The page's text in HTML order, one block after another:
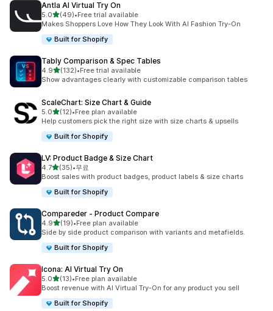
Antla AI Virtual Try On
5.0별 5개 중
(49)
총 리뷰 49개
•Free trial available
Makes Shoppers Love How They Look With AI Fashion Try-On
Built for Shopify
Tably Comparison & Spec Tables
4.9별 5개 중
(132)
총 리뷰 132개
•Free trial available
Show advantages clearly with customizable comparison tables
ScaleChart: Size Chart & Guide
5.0별 5개 중
(12)
총 리뷰 12개
•Free plan available
Help customers pick the right size with size charts & upsells
Built for Shopify
LV: Product Badge & Size Chart
4.7별 5개 중
(35)
총 리뷰 35개
•무료
Boost sales with product badges, product labels & size charts
Built for Shopify
Compareder ‑ Product Compare
4.9별 5개 중
(19)
총 리뷰 19개
•Free plan available
Side by side product comparison with variants and metafields.
Built for Shopify
Icona: AI Virtual Try On
5.0별 5개 중
(13)
총 리뷰 13개
•Free plan available
Boost revenue with AI Virtual Try-On for any product you sell
Built for Shopify